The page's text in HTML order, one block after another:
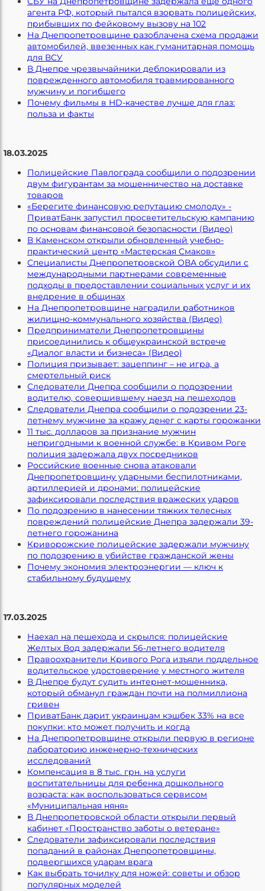
агента РФ, который пытался взорвать полицейских,
прибывших по фейковому вызову на 102
На Днепропетровщине разоблачена схема продажи
автомобилей, ввезенных как гуманитарная помощь
для ВСУ
В Днепре чрезвычайники деблокировали из
поврежденного автомобиля травмированного
мужчину и погибшего
Почему фильмы в HD-качестве лучше для глаз:
польза и факты
18.03.2025
Полицейские Павлограда сообщили о подозрении
двум фигурантам за мошенничество на доставке
товаров
«Берегите финансовую репутацию смолоду» -
ПриватБанк запустил просветительскую кампанию
по основам финансовой безопасности (Видео)
В Каменском открыли обновленный учебно-
практический центр «Мастерская Смаков»
Специалисты Днепропетровской ОВА обсудили с
международными партнерами современные
подходы в предоставлении социальных услуг и их
внедрение в общинах
На Днепропетровщине наградили работников
жилищно-коммунального хозяйства (Видео)
Предприниматели Днепропетровщины
присоединились к общеукраинской встрече
«Диалог власти и бизнеса» (Видео)
Полиция призывает: зацеппинг – не игра, а
смертельный риск
Следователи Днепра сообщили о подозрении
водителю, совершившему наезд на пешеходов
Следователи Днепра сообщили о подозрении 23-
летнему мужчине за кражу денег с карты горожанки
11 тыс. долларов за признание мужчин
непригодными к военной службе: в Кривом Роге
полиция задержала двух посредников
Российские военные снова атаковали
Днепропетровщину ударными беспилотниками,
артиллерией и дронами: полицейские
зафиксировали последствия вражеских ударов
По подозрению в нанесении тяжких телесных
повреждений полицейские Днепра задержали 39-
летнего горожанина
Криворожские полицейские задержали мужчину
по подозрению в убийстве гражданской жены
Почему экономия электроэнергии — ключ к
стабильному будущему
17.03.2025
Наехал на пешехода и скрылся: полицейские
Желтых Вод задержали 56-летнего водителя
Правоохранители Кривого Рога изъяли поддельное
водительское удостоверение у местного жителя
В Днепре будут судить интернет-мошенника,
который обманул граждан почти на полмиллиона
гривен
ПриватБанк дарит украинцам кэшбек 33% на все
покупки: кто может получить и когда
На Днепропетровщине открыли первую в регионе
лабораторию инженерно-технических
исследований
Компенсация в 8 тыс. грн. на услуги
воспитательницы для ребенка дошкольного
возраста: как воспользоваться сервисом
«Муниципальная няня»
В Днепропетровской области открыли первый
кабинет «Пространство заботы о ветеране»
Следователи зафиксировали последствия
попаданий в районах Днепропетровщины,
подвергшихся ударам врага
Как выбрать точилку для ножей: советы и обзор
популярных моделей